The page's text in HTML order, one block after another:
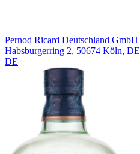
Pernod Ricard Deutschland GmbH
Habsburgerring 2, 50674 Köln, DE
DE